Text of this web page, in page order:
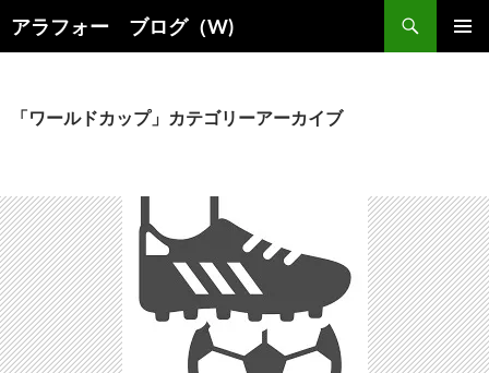
ン
キ
ッ
プ
アラフォー ブログ（W)
索
「ワールドカップ」カテゴリーアーカイブ